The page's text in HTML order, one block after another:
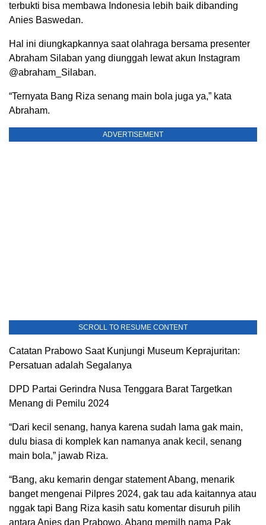
terbukti bisa membawa Indonesia lebih baik dibanding
Anies Baswedan.
Hal ini diungkapkannya saat olahraga bersama presenter
Abraham Silaban yang diunggah lewat akun Instagram
@abraham_Silaban.
“Ternyata Bang Riza senang main bola juga ya,” kata
Abraham.
ADVERTISEMENT
SCROLL TO RESUME CONTENT
Catatan Prabowo Saat Kunjungi Museum Keprajuritan:
Persatuan adalah Segalanya
DPD Partai Gerindra Nusa Tenggara Barat Targetkan
Menang di Pemilu 2024
“Dari kecil senang, hanya karena sudah lama gak main,
dulu biasa di komplek kan namanya anak kecil, senang
main bola,” jawab Riza.
“Bang, aku kemarin dengar statement Abang, menarik
banget mengenai Pilpres 2024, gak tau ada kaitannya atau
nggak tapi Bang Riza kasih satu komentar disuruh pilih
antara Anies dan Prabowo, Abang memilh nama Pak